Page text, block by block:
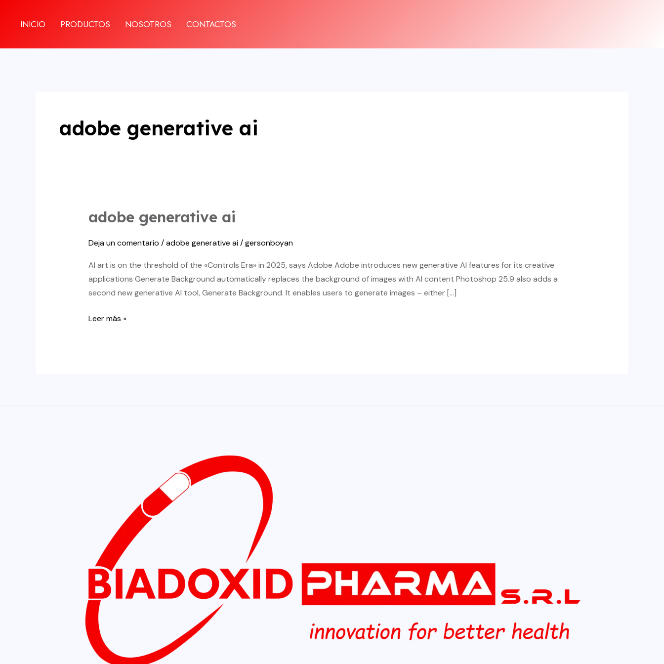
INICIO PRODUCTOS NOSOTROS CONTACTOS
adobe generative ai
adobe generative ai
Deja un comentario /adobe generative ai/gersonboyan
AI art is on the threshold of the «Controls Era» in 2025, says Adobe Adobe introduces new generative AI features for its creative
applications Generate Background automatically replaces the background of images with AI content Photoshop 25.9 also adds a
second new generative AI tool, Generate Background. It enables users to generate images – either […]
adobe
Leer más »